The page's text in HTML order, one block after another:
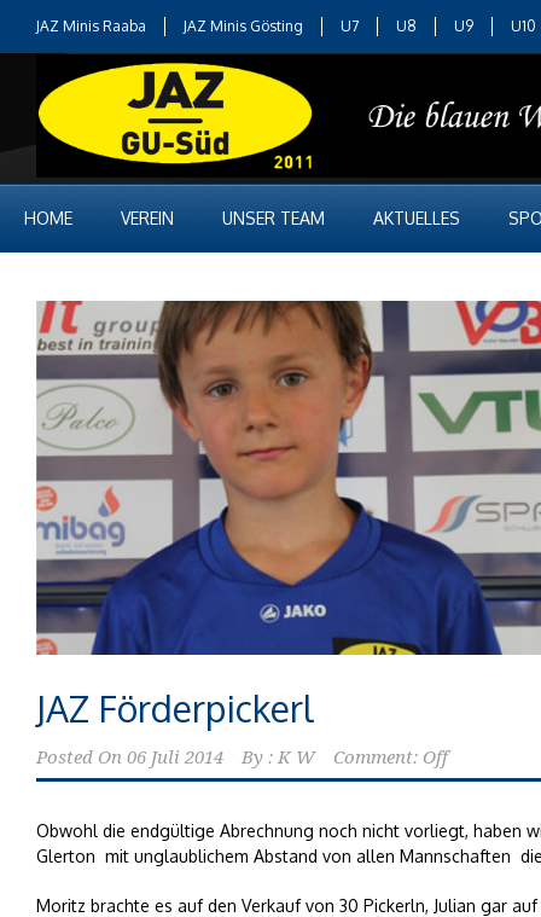
JAZ Minis Raaba JAZ Minis Gösting U7 U8 U9 U10
HOME VEREIN UNSER TEAM AKTUELLES
JAZ Förderpickerl
Posted On 06 Juli 2014 By : K W Comment: Off
Obwohl die endgültige Abrechnung noch nicht vorliegt, haben
Glerton mit unglaublichem Abstand von allen Mannschaften die
Moritz brachte es auf den Verkauf von 30 Pickerln, Julian gar